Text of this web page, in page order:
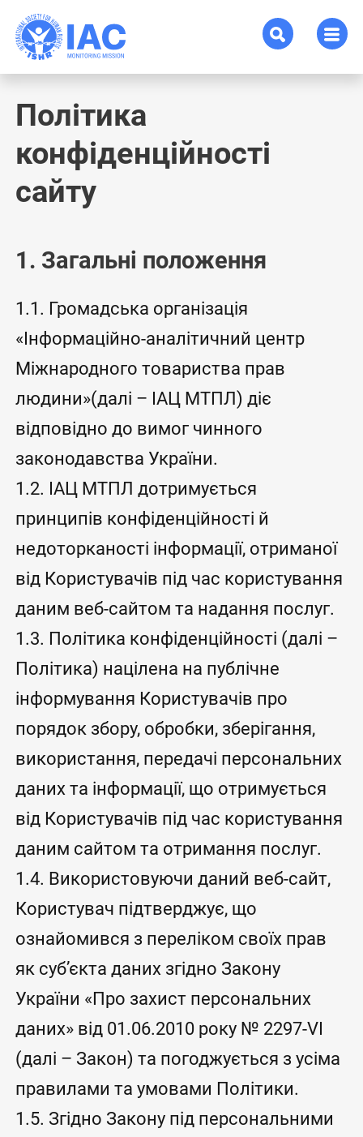
Політика
конфіденційності
сайту
1. Загальні положення
1.1. Громадська організація
«Інформаційно-аналітичний центр
Міжнародного товариства прав
людини»(далі – ІАЦ МТПЛ) діє
відповідно до вимог чинного
законодавства України.
1.2. ІАЦ МТПЛ дотримується
принципів конфіденційності й
недоторканості інформації, отриманої
від Користувачів під час користування
даним веб-сайтом та надання послуг.
1.3. Політика конфіденційності (далі –
Політика) націлена на публічне
інформування Користувачів про
порядок збору, обробки, зберігання,
використання, передачі персональних
даних та інформації, що отримується
від Користувачів під час користування
даним сайтом та отримання послуг.
1.4. Використовуючи даний веб-сайт,
Користувач підтверджує, що
ознайомився з переліком своїх прав
як суб’єкта даних згідно Закону
України «Про захист персональних
даних» від 01.06.2010 року № 2297-VI
(далі – Закон) та погоджується з усіма
правилами та умовами Політики.
1.5. Згідно Закону під персональними